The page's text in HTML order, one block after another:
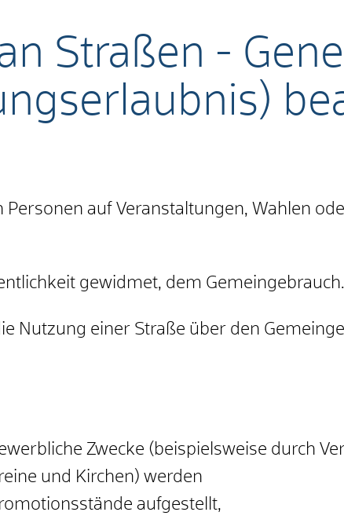
Straßen -
Personen auf Veranstaltungen, Wahlen
gewidmet, dem Gemeingebrauch.
Nutzung einer Straße über den
Zwecke (beispielsweise durch
und Kirchen) werden
aufgestellt,